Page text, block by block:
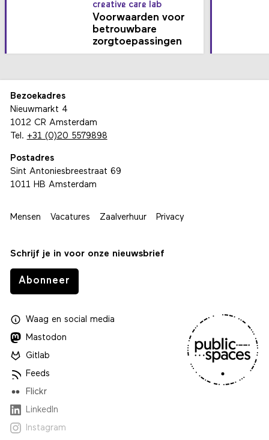
creative care lab
Voorwaarden voor
betrouwbare
zorgtoepassingen
Bezoekadres
Nieuwmarkt 4
1012 CR Amsterdam
Tel. +31 (0)20 5579898
Postadres
Sint Antoniesbreestraat 69
1011 HB Amsterdam
Mensen Vacatures Zaalverhuur Privacy
Schrijf je in voor onze nieuwsbrief
Abonneer
Waagen social media
Mastodon
Gitlab
Feeds
Flickr
LinkedIn
Instagram